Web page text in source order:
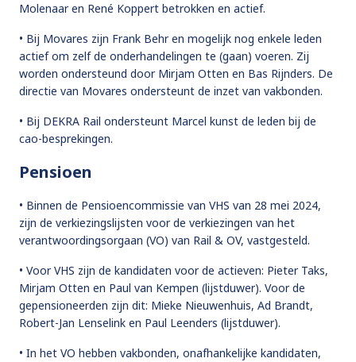
Molenaar en René Koppert betrokken en actief.
• Bij Movares zijn Frank Behr en mogelijk nog enkele leden
actief om zelf de onderhandelingen te (gaan) voeren. Zij
worden ondersteund door Mirjam Otten en Bas Rijnders. De
directie van Movares ondersteunt de inzet van vakbonden.
• Bij DEKRA Rail ondersteunt Marcel kunst de leden bij de
cao-besprekingen.
Pensioen
• Binnen de Pensioencommissie van VHS van 28 mei 2024,
zijn de verkiezingslijsten voor de verkiezingen van het
verantwoordingsorgaan (VO) van Rail & OV, vastgesteld.
• Voor VHS zijn de kandidaten voor de actieven: Pieter Taks,
Mirjam Otten en Paul van Kempen (lijstduwer). Voor de
gepensioneerden zijn dit: Mieke Nieuwenhuis, Ad Brandt,
Robert-Jan Lenselink en Paul Leenders (lijstduwer).
• In het VO hebben vakbonden, onafhankelijke kandidaten,